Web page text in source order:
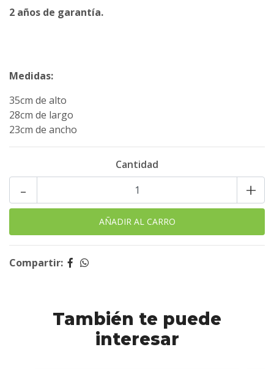
2 años de garantía.
Medidas:
35cm de alto
28cm de largo
23cm de ancho
Cantidad
+
-
Compartir:
También te puede
interesar